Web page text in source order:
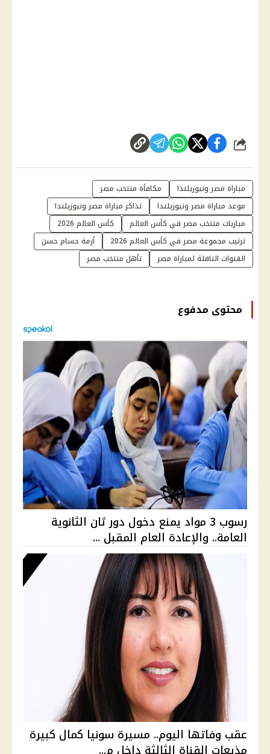
شارك
مباراة مصر ونيوزيلندا
مكافأة منتخب مصر
موعد مباراة مصر ونيوزيلندا
تذاكر مباراة مصر ونيوزيلندا
مباريات منتخب مصر في كأس العالم
كأس العالم 2026
ترتيب مجموعة مصر في كأس العالم 2026
أزمة حسام حسن
القنوات الناقلة لمباراة مصر
تأهل منتخب مصر
محتوى مدفوع
رسوب 3 مواد يمنع دخول دور ثان الثانوية
العامة.. والإعادة العام المقبل ...
عقب وفاتها اليوم.. مسيرة سونيا كمال كبيرة